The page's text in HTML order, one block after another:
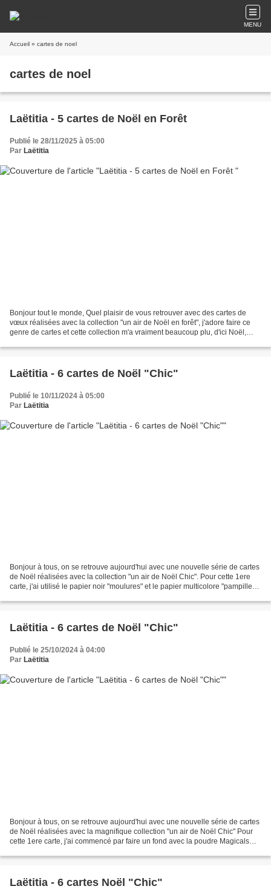
MENU
Accueil » cartes de noel
cartes de noel
Laëtitia - 5 cartes de Noël en Forêt
Publié le 28/11/2025 à 05:00
Par Laëtitia
Bonjour tout le monde, Quel plaisir de vous retrouver avec des cartes de
vœux réalisées avec la collection "un air de Noël en forêt", j'adore faire ce
genre de cartes et cette collection m'a vraiment beaucoup plu, d'ici Noël,
Laëtitia - 6 cartes de Noël "Chic"
Publié le 10/11/2024 à 05:00
Par Laëtitia
Bonjour à tous, on se retrouve aujourd'hui avec une nouvelle série de cartes
de Noël réalisées avec la collection "un air de Noël Chic". Pour cette 1ere
carte, j'ai utilisé le papier noir "moulures" et le papier multicolore "pampilles"
Laëtitia - 6 cartes de Noël "Chic"
Publié le 25/10/2024 à 04:00
Par Laëtitia
Bonjour à tous, on se retrouve aujourd'hui avec une nouvelle série de cartes
de Noël réalisées avec la magnifique collection "un air de Noël Chic" Pour
cette 1ere carte, j'ai commencé par faire un fond avec la poudre Magicals
Laëtitia - 6 cartes Noël "Chic"